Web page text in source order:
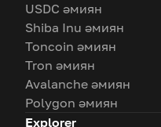
USDC әмиян
Shiba Inu әмиян
Toncoin әмиян
Tron әмиян
Avalanche әмиян
Polygon әмиян
Explorer